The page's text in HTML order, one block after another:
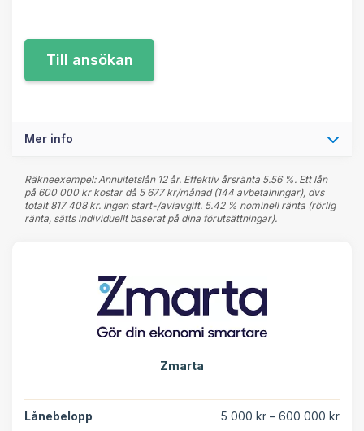
Mer info
Räkneexempel: Annuitetslån 12 år. Effektiv årsränta 5.56 %. Ett lån
på 600 000 kr kostar då 5 677 kr/månad (144 avbetalningar), dvs
totalt 817 408 kr. Ingen start-/aviavgift. 5.42 % nominell ränta (rörlig
ränta, sätts individuellt baserat på dina förutsättningar).
Zmarta
Lånebelopp 5 000 kr – 600 000 kr